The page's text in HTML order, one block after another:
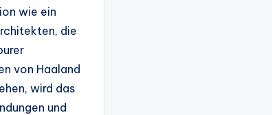
wie ein
die
von Haaland
wird das
und